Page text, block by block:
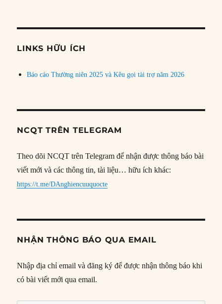
đề
LINKS HỮU ÍCH
Báo cáo Thường niên 2025 và Kêu gọi tài trợ năm 2026
NCQT TRÊN TELEGRAM
Theo dõi NCQT trên Telegram để nhận được thông báo bài
viết mới và các thông tin, tài liệu… hữu ích khác:
https://t.me/DAnghiencuuquocte
NHẬN THÔNG BÁO QUA EMAIL
Nhập địa chỉ email và đăng ký để được nhận thông báo khi
có bài viết mới qua email.